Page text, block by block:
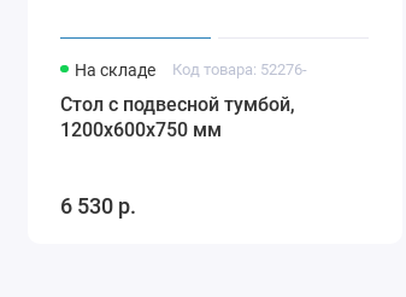
На складе Код товара: 52276-
Стол с подвесной тумбой,
1200х600х750 мм
6 530 р.